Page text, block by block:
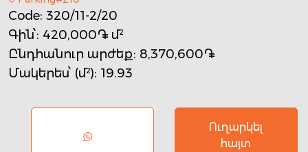
Code: 320/11-2/20
Գին՝: 420,000֏ մ²
Ընդհանուր արժեք: 8,370,600֏
Մակերես՝ (մ²): 19.93
Ուղարկել
հայտ